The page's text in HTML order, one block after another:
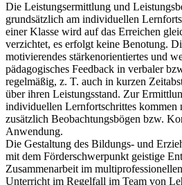
Die Leistungsermittlung und
grundsätzlich am individuellen
einer Klasse wird auf das Erreichen
verzichtet, es erfolgt keine Benotung.
motivierendes stärkenorientiertes und
pädagogisches Feedback in verbaler
regelmäßig, z. T. auch in kurzen
über ihren Leistungsstand. Zur
individuellen Lernfortschrittes kommen
zusätzlich Beobachtungsbögen bzw.
Anwendung.
Die Gestaltung des Bildungs- und
mit dem Förderschwerpunkt geistige
Zusammenarbeit im
Unterricht im Regelfall im Team von